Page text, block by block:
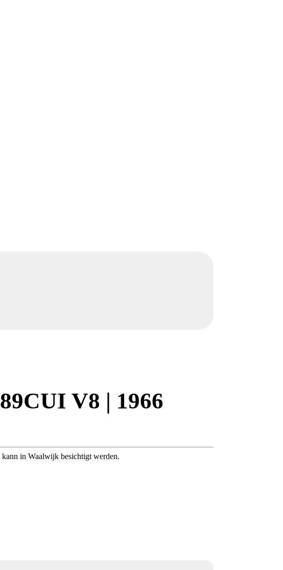
V8 | 1966
in Waalwijk besichtigt werden.